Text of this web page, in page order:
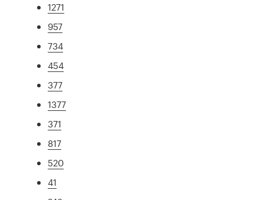
1271
957
734
454
377
1377
371
817
520
41